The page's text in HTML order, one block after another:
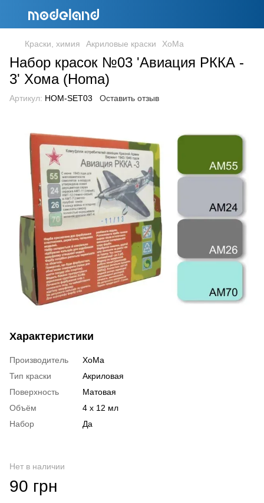
Краски, химия Акриловые краски ХоМа
Набор красок №03 'Авиация РККА -
3' Хома (Homa)
Артикул: HOM-SET03 Оставить отзыв
Характеристики
Производитель
ХоМа
Тип краски
Акриловая
Поверхность
Матовая
Объём
4 x 12 мл
Набор
Да
Нет в наличии
90 грн